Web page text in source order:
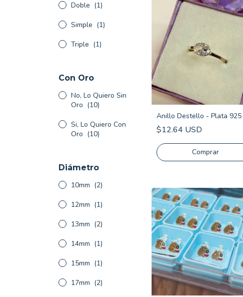
Doble (1)
Simple (1)
Triple (1)
Con Oro
No, Lo Quiero Sin
Oro (10)
Si, Lo Quiero Con
Oro (10)
Diámetro
10mm (2)
12mm (1)
13mm (2)
14mm (1)
15mm (1)
17mm (2)
Anillo Destello - Plata 925
$12.64 USD
Comprar